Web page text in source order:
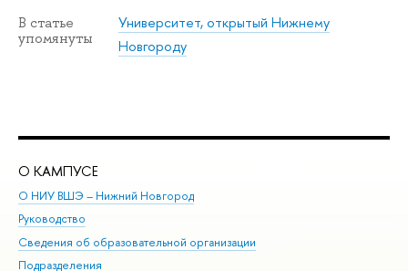
В статье
упомянуты
Университет, открытый Нижнему
Новгороду
О КАМПУСЕ
О НИУ ВШЭ – Нижний Новгород
Руководство
Сведения об образовательной организации
Подразделения